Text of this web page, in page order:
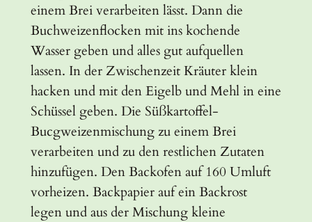
einem Brei verarbeiten lässt. Dann die
Buchweizenflocken mit ins kochende
Wasser geben und alles gut aufquellen
lassen. In der Zwischenzeit Kräuter klein
hacken und mit den Eigelb und Mehl in eine
Schüssel geben. Die Süßkartoffel-
Bucgweizenmischung zu einem Brei
verarbeiten und zu den restlichen Zutaten
hinzufügen. Den Backofen auf 160 Umluft
vorheizen. Backpapier auf ein Backrost
legen und aus der Mischung kleine